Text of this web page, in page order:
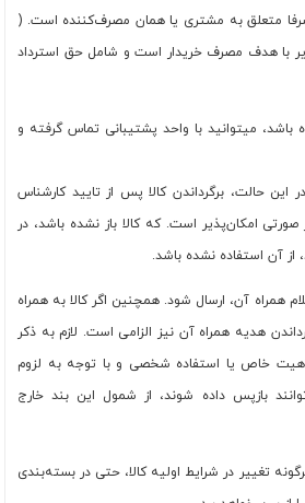
متعلق به مشتری یا همان مصرف‌کننده است. (
با هدف مصرف خریدار است و شامل حق استرداد
میتوانید با واحد پشتیبانی تماس گرفته و
استناد به “توجه بند ۱” در این حالت، برگرداندن کالا پس از تایید کارشناس
امکان‌پذیر است. که کالا باز نشده باشد، در
از آن استفاده نشده باشد.
همراه آن، ارسال شود. همچنین اگر کالا به‌ همراه
هدیه همراه آن نیز الزامی است. لازم به ذکر
خاص یا استفاده شخصی و با توجه به لزوم
بازپس داده شوند، از شمول این بند خارج
تغییر در شرایط اولیه کالا، حتی در بسته‌بندی